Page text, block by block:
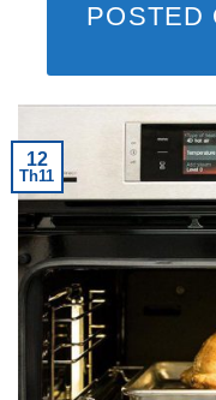
POSTED
12
Th11